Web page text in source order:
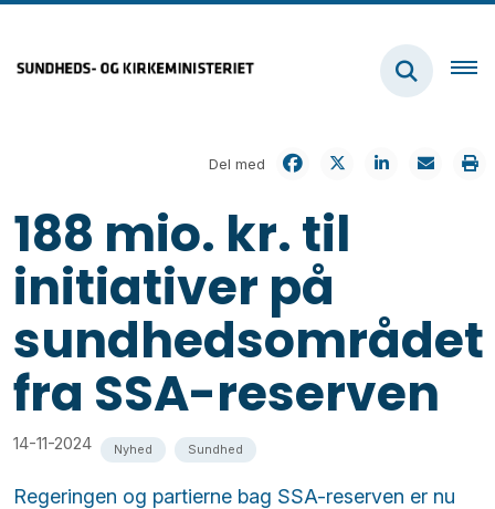
Del med
188 mio. kr. til
initiativer på
sundhedsområdet
fra SSA-reserven
14-11-2024 Nyhed Sundhed
Regeringen og partierne bag SSA-reserven er nu